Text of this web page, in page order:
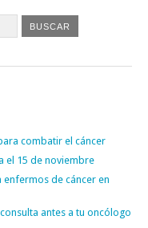
combatir el cáncer
el 15 de noviembre
de cáncer en
antes a tu oncólogo